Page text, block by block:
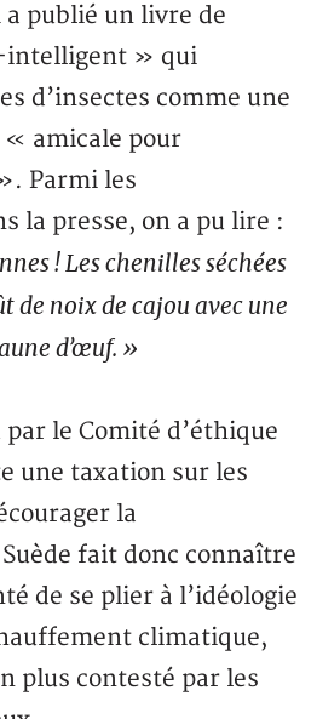
publié un livre de
intelligent » qui
d’insectes comme une
amicale pour
Parmi les
la presse, on a pu lire :
! Les chenilles séchées
de noix de cajou avec une
d’œuf. »
le Comité d’éthique
une taxation sur les
la
fait donc connaître
de se plier à l’idéologie
climatique,
plus contesté par les